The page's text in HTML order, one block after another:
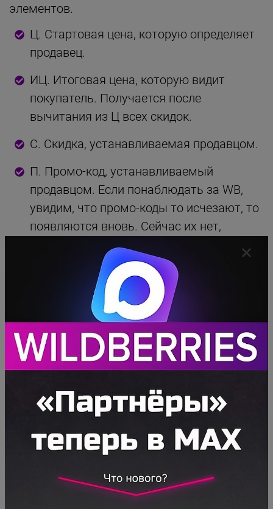
элементов.
Ц. Стартовая цена, которую определяет
продавец.
ИЦ. Итоговая цена, которую видит
покупатель. Получается после
вычитания из Ц всех скидок.
С. Скидка, устанавливаемая продавцом.
П. Промо-код, устанавливаемый
продавцом. Если понаблюдать за WB,
увидим, что промо-коды то исчезают, то
появляются вновь. Сейчас их нет,
поэтому П = 0, однако полностью
исключать это значение из расчётов
СПП. Скидка постоянного покупателя.
Лежит на «плечах» Вайлдберриз: СПП
вычитается из вознаграждения,
поступающего маркетплейсу. База, на
промежуточное значение ЦС (цена со
скидкой), рассчитываемое по формуле
ЦС = Ц – П – С
рассчитывают ИЦ — итоговую цену.